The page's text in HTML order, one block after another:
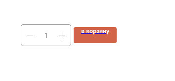
в корзину